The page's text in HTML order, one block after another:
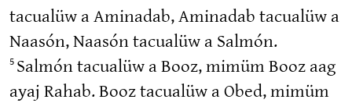
tacualüw a Aminadab, Aminadab tacualüw a
Naasón, Naasón tacualüw a Salmón.
5 Salmón tacualüw a Booz, mimüm Booz aag
ayaj Rahab. Booz tacualüw a Obed, mimüm